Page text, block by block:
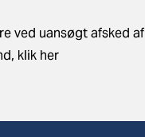
ved uansøgt afsked af
klik her